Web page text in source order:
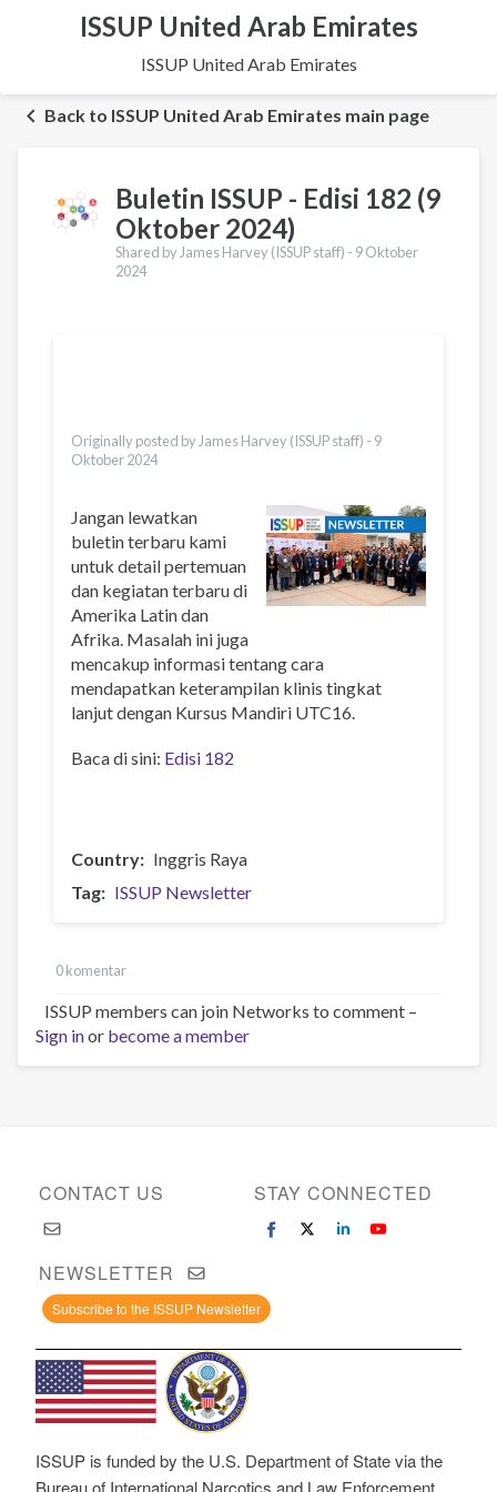
ISSUP United Arab Emirates
ISSUP United Arab Emirates
Back to ISSUP United Arab Emirates main page
Buletin ISSUP - Edisi 182 (9
Oktober 2024)
Shared by James Harvey (ISSUP staff) - 9 Oktober
2024
Originally posted by James Harvey (ISSUP staff) - 9
Oktober 2024
Jangan lewatkan
buletin terbaru kami
untuk detail pertemuan
dan kegiatan terbaru di
Amerika Latin dan
Afrika. Masalah ini juga
mencakup informasi tentang cara
mendapatkan keterampilan klinis tingkat
lanjut dengan Kursus Mandiri UTC16.
Baca di sini: Edisi 182
Country
Inggris Raya
Tag
ISSUP Newsletter
0 komentar
ISSUP members can join Networks to comment –
Sign inor become a member
CONTACT US STAY CONNECTED
NEWSLETTER
Subscribe to the ISSUP Newsletter
ISSUP is funded by the U.S. Department of State via the
Bureau of International Narcotics and Law Enforcement